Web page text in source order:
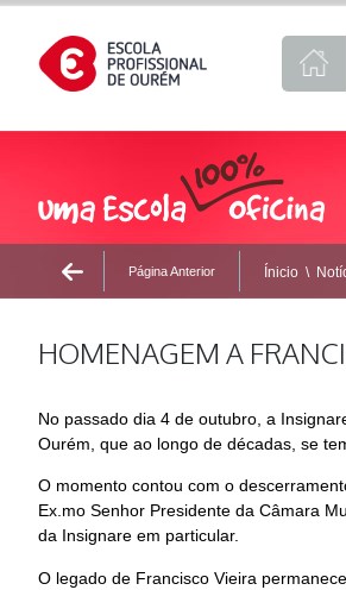
Página Anterior Ínicio \
HOMENAGEM A
No passado dia 4 de outubro, a
Ourém, que ao longo de décadas, se
O momento contou com o
Ex.mo Senhor Presidente da Câmara
da Insignare em particular.
O legado de Francisco Vieira